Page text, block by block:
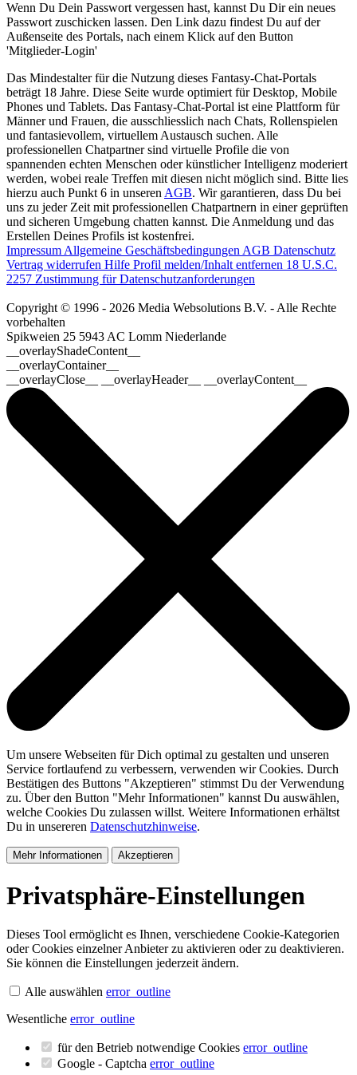
Wenn Du Dein Passwort vergessen hast, kannst Du Dir ein neues
Passwort zuschicken lassen. Den Link dazu findest Du auf der
Außenseite des Portals, nach einem Klick auf den Button
'Mitglieder-Login'
Das Mindestalter für die Nutzung dieses Fantasy-Chat-Portals
beträgt 18 Jahre. Diese Seite wurde optimiert für Desktop, Mobile
Phones und Tablets. Das Fantasy-Chat-Portal ist eine Plattform für
Männer und Frauen, die ausschliesslich nach Chats, Rollenspielen
und fantasievollem, virtuellem Austausch suchen. Alle
professionellen Chatpartner sind virtuelle Profile die von
spannenden echten Menschen oder künstlicher Intelligenz moderiert
werden, wobei reale Treffen mit diesen nicht möglich sind. Bitte lies
hierzu auch Punkt 6 in unseren AGB. Wir garantieren, dass Du bei
uns zu jeder Zeit mit professionellen Chatpartnern in einer geprüften
und sicheren Umgebung chatten kannst. Die Anmeldung und das
Erstellen Deines Profils ist kostenfrei.
Impressum Allgemeine Geschäftsbedingungen AGB Datenschutz
Vertrag widerrufen Hilfe Profil melden/Inhalt entfernen 18 U.S.C.
2257 Zustimmung für Datenschutzanforderungen
Copyright © 1996 - 2026 Media Websolutions B.V. - Alle Rechte
vorbehalten
Spikweien 25 5943 AC Lomm Niederlande
__overlayShadeContent__
__overlayContainer__
__overlayClose__ __overlayHeader__ __overlayContent__
Um unsere Webseiten für Dich optimal zu gestalten und unseren
Service fortlaufend zu verbessern, verwenden wir Cookies. Durch
Bestätigen des Buttons "Akzeptieren" stimmst Du der Verwendung
zu. Über den Button "Mehr Informationen" kannst Du auswählen,
welche Cookies Du zulassen willst. Weitere Informationen erhältst
Du in unsereren Datenschutzhinweise.
Mehr Informationen Akzeptieren
Privatsphäre-Einstellungen
Dieses Tool ermöglicht es Ihnen, verschiedene Cookie-Kategorien
oder Cookies einzelner Anbieter zu aktivieren oder zu deaktivieren.
Sie können die Einstellungen jederzeit ändern.
Alle auswählen error_outline
Wesentliche error_outline
für den Betrieb notwendige Cookies error_outline
Google - Captcha error_outline